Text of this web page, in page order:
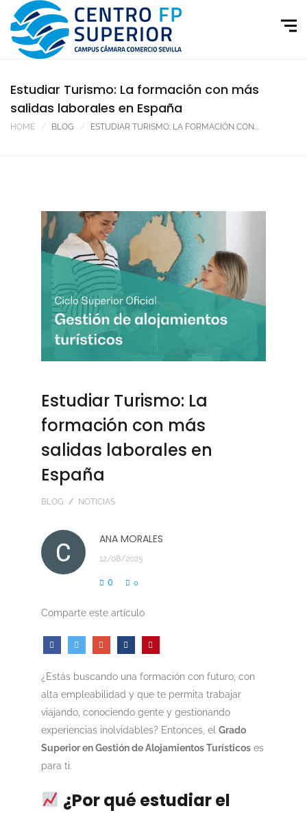
Estudiar Turismo: La formación con más
salidas laborales en España
HOME BLOG ESTUDIAR TURISMO: LA FORMACIÓN CON...
Estudiar Turismo: La
formación con más
salidas laborales en
España
BLOG / NOTICIAS
ANA MORALES
12/08/2025
0 0
Comparte este artículo
¿Estás buscando una formación con futuro, con
alta empleabilidad y que te permita trabajar
viajando, conociendo gente y gestionando
experiencias inolvidables? Entonces, el Grado
Superior en Gestión de Alojamientos Turísticoses
para ti.
¿Por qué estudiar el